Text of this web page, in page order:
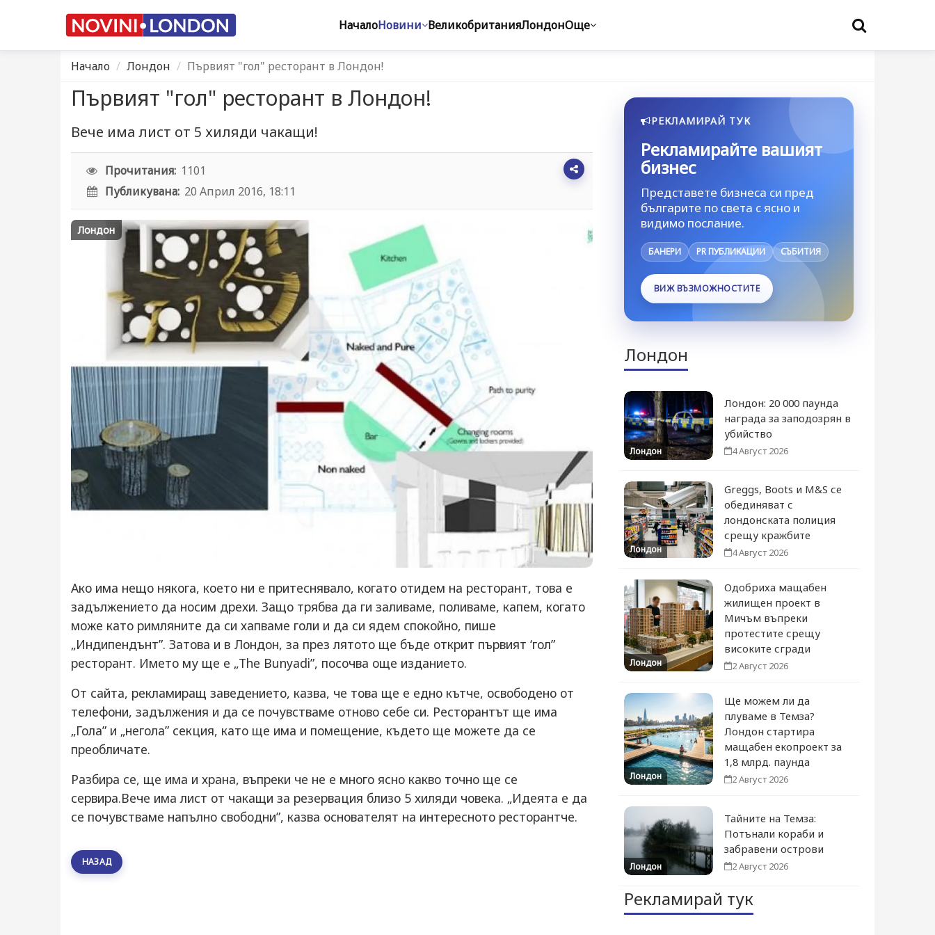
НачалоНовини ВеликобританияЛондонОще
Начало Лондон Първият "гол" ресторант в Лондон!
Първият "гол" ресторант в Лондон!
Вече има лист от 5 хиляди чакащи!
Прочитания: 1101
Публикувана: 20 Април 2016, 18:11
Лондон
Ако има нещо някога, което ни е притеснявало, когато отидем на ресторант, това е
задължението да носим дрехи. Защо трябва да ги заливаме, поливаме, капем, когато
може като римляните да си хапваме голи и да си ядем спокойно, пише
„Индипендънт”. Затова и в Лондон, за през лятото ще бъде открит първият ‘гол”
ресторант. Името му ще е „The Bunyadi”, посочва още изданието.
От сайта, рекламиращ заведението, казва, че това ще е едно кътче, освободено от
телефони, задължения и да се почувстваме отново себе си. Ресторантът ще има
„Гола” и „негола” секция, като ще има и помещение, където ще можете да се
преобличате.
Разбира се, ще има и храна, въпреки че не е много ясно какво точно ще се
сервира.Вече има лист от чакащи за резервация близо 5 хиляди човека. „Идеята е да
се почувстваме напълно свободни”, казва основателят на интересното ресторантче.
НАЗАД
РЕКЛАМИРАЙ ТУК
Рекламирайте вашият
бизнес
Представете бизнеса си пред
българите по света с ясно и
видимо послание.
БАНЕРИ PR ПУБЛИКАЦИИ СЪБИТИЯ
ВИЖ ВЪЗМОЖНОСТИТЕ
Лондон
Лондон
Лондон: 20 000 паунда
награда за заподозрян в
убийство
4 Август 2026
Лондон
Greggs, Boots и M&S се
обединяват с
лондонската полиция
срещу кражбите
4 Август 2026
Лондон
Одобриха мащабен
жилищен проект в
Мичъм въпреки
протестите срещу
високите сгради
2 Август 2026
Лондон
Ще можем ли да
плуваме в Темза?
Лондон стартира
мащабен екопроект за
1,8 млрд. паунда
2 Август 2026
Лондон
Тайните на Темза:
Потънали кораби и
забравени острови
2 Август 2026
Рекламирай тук